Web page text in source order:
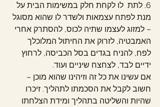
6. לתת  לו לקחת חלק במשימות הבית על
מנת לפתח עצמאות ולשדר לו שהוא מסוגל
– למזוג לעצמו שתיה לכוס, להסתרק אחרי
האמבטיה, לזרוק את החיתול המלוכלך
לפח, להניח בגדים בסל הכביסה, לרחוץ
ידיים לבד, לצחצח שיניים ועוד.
אם עשינו את כל זה וזיהינו שהוא מוכן –
חשוב לקבל את הסכמתו לתהליך. זיכרו
שהיות והשליטה בתהליך ומידת הצלחתו